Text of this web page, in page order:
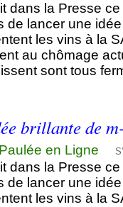
dans la Presse
de lancer une
les vins à la
au chômage
sont tous
brillante de
en Ligne
dans la Presse
de lancer une
les vins à la